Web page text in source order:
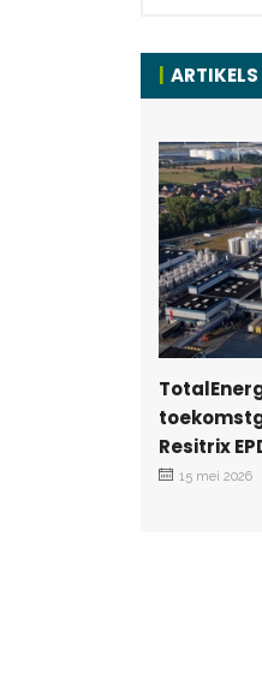
ARTIKELS
Resitrix
15 mei 2026